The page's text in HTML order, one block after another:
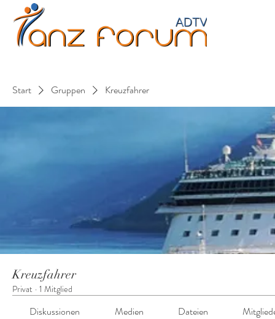
Start Gruppen Kreuzfahrer
Kreuzfahrer
Privat · 1 Mitglied
Diskussionen Medien Dateien